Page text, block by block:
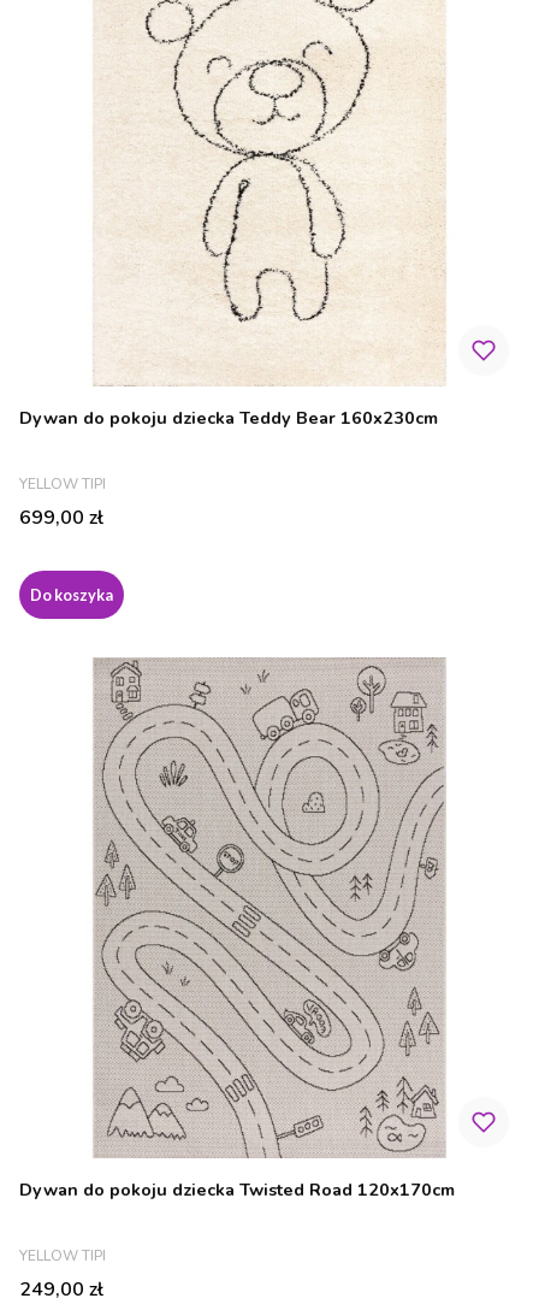
Dywan do pokoju dziecka Teddy Bear 160x230cm
PRODUCENT
YELLOW TIPI
Cena
699,00 zł
Do koszyka
Dywan do pokoju dziecka Twisted Road 120x170cm
PRODUCENT
YELLOW TIPI
Cena
249,00 zł